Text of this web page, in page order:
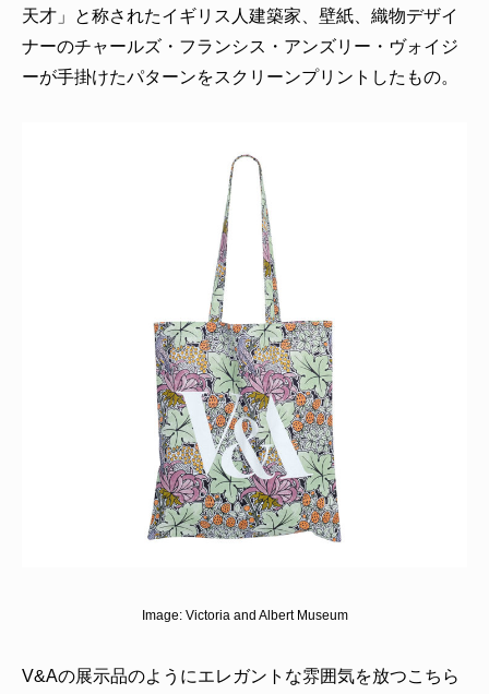
天才」と称されたイギリス人建築家、壁紙、織物デザイ
ナーのチャールズ・フランシス・アンズリー・ヴォイジ
ーが手掛けたパターンをスクリーンプリントしたもの。
Image: Victoria and Albert Museum
V&Aの展示品のようにエレガントな雰囲気を放つこちら